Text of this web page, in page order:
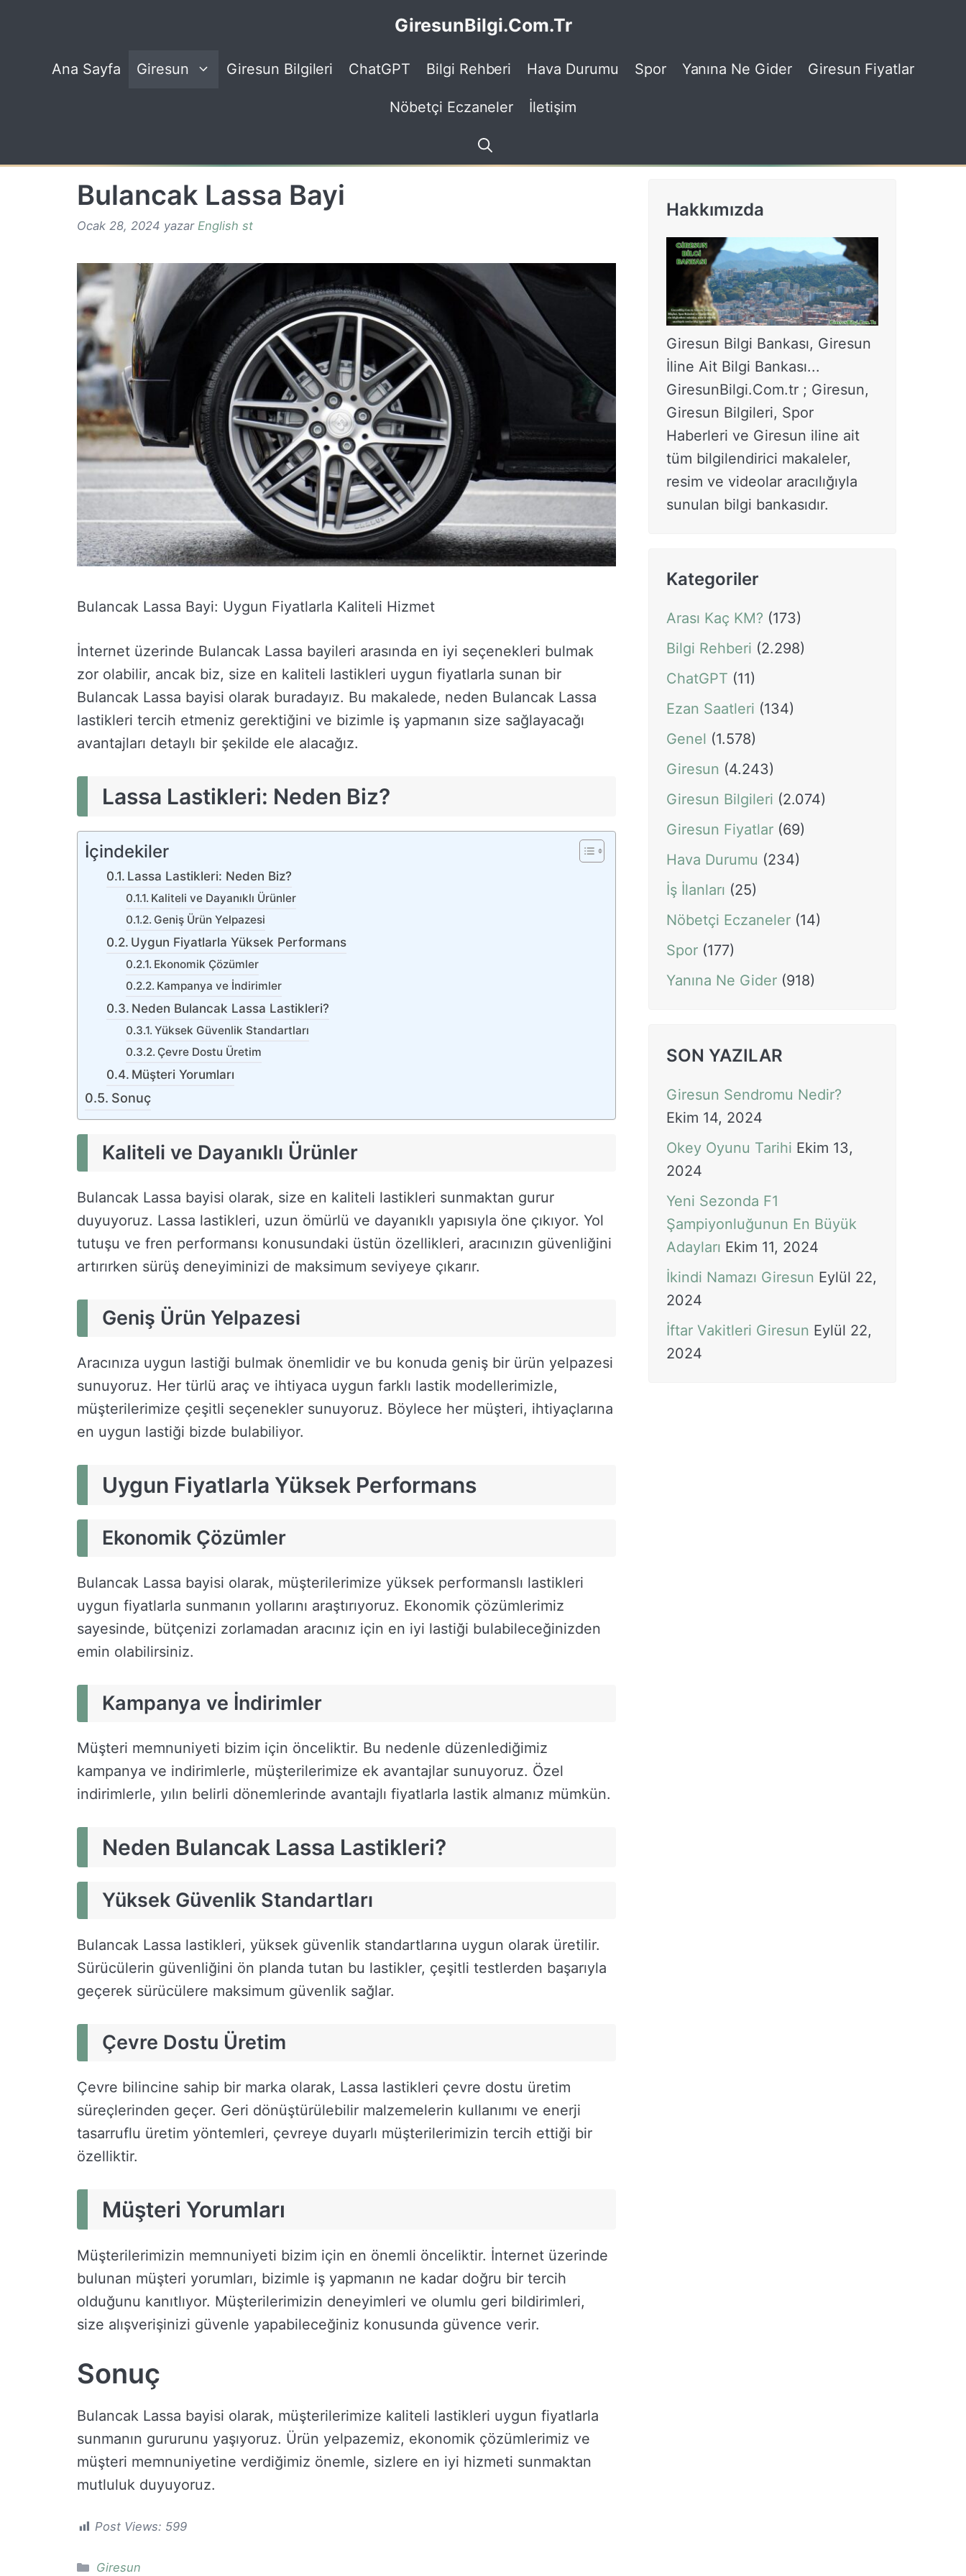
GiresunBilgi.Com.Tr
Ana Sayfa Giresun Giresun Bilgileri ChatGPT Bilgi Rehberi Hava Durumu Spor Yanına Ne Gider Giresun Fiyatlar
Nöbetçi Eczaneler İletişim
Bulancak Lassa Bayi
Ocak 28, 2024 yazar English st
Bulancak Lassa Bayi: Uygun Fiyatlarla Kaliteli Hizmet
İnternet üzerinde Bulancak Lassa bayileri arasında en iyi seçenekleri bulmak
zor olabilir, ancak biz, size en kaliteli lastikleri uygun fiyatlarla sunan bir
Bulancak Lassa bayisi olarak buradayız. Bu makalede, neden Bulancak Lassa
lastikleri tercih etmeniz gerektiğini ve bizimle iş yapmanın size sağlayacağı
avantajları detaylı bir şekilde ele alacağız.
Lassa Lastikleri: Neden Biz?
İçindekiler
Lassa Lastikleri: Neden Biz?
Kaliteli ve Dayanıklı Ürünler
Geniş Ürün Yelpazesi
Uygun Fiyatlarla Yüksek Performans
Ekonomik Çözümler
Kampanya ve İndirimler
Neden Bulancak Lassa Lastikleri?
Yüksek Güvenlik Standartları
Çevre Dostu Üretim
Müşteri Yorumları
Sonuç
Kaliteli ve Dayanıklı Ürünler
Bulancak Lassa bayisi olarak, size en kaliteli lastikleri sunmaktan gurur
duyuyoruz. Lassa lastikleri, uzun ömürlü ve dayanıklı yapısıyla öne çıkıyor. Yol
tutuşu ve fren performansı konusundaki üstün özellikleri, aracınızın güvenliğini
artırırken sürüş deneyiminizi de maksimum seviyeye çıkarır.
Geniş Ürün Yelpazesi
Aracınıza uygun lastiği bulmak önemlidir ve bu konuda geniş bir ürün yelpazesi
sunuyoruz. Her türlü araç ve ihtiyaca uygun farklı lastik modellerimizle,
müşterilerimize çeşitli seçenekler sunuyoruz. Böylece her müşteri, ihtiyaçlarına
en uygun lastiği bizde bulabiliyor.
Uygun Fiyatlarla Yüksek Performans
Ekonomik Çözümler
Bulancak Lassa bayisi olarak, müşterilerimize yüksek performanslı lastikleri
uygun fiyatlarla sunmanın yollarını araştırıyoruz. Ekonomik çözümlerimiz
sayesinde, bütçenizi zorlamadan aracınız için en iyi lastiği bulabileceğinizden
emin olabilirsiniz.
Kampanya ve İndirimler
Müşteri memnuniyeti bizim için önceliktir. Bu nedenle düzenlediğimiz
kampanya ve indirimlerle, müşterilerimize ek avantajlar sunuyoruz. Özel
indirimlerle, yılın belirli dönemlerinde avantajlı fiyatlarla lastik almanız mümkün.
Neden Bulancak Lassa Lastikleri?
Yüksek Güvenlik Standartları
Bulancak Lassa lastikleri, yüksek güvenlik standartlarına uygun olarak üretilir.
Sürücülerin güvenliğini ön planda tutan bu lastikler, çeşitli testlerden başarıyla
geçerek sürücülere maksimum güvenlik sağlar.
Çevre Dostu Üretim
Çevre bilincine sahip bir marka olarak, Lassa lastikleri çevre dostu üretim
süreçlerinden geçer. Geri dönüştürülebilir malzemelerin kullanımı ve enerji
tasarruflu üretim yöntemleri, çevreye duyarlı müşterilerimizin tercih ettiği bir
özelliktir.
Müşteri Yorumları
Müşterilerimizin memnuniyeti bizim için en önemli önceliktir. İnternet üzerinde
bulunan müşteri yorumları, bizimle iş yapmanın ne kadar doğru bir tercih
olduğunu kanıtlıyor. Müşterilerimizin deneyimleri ve olumlu geri bildirimleri,
size alışverişinizi güvenle yapabileceğiniz konusunda güvence verir.
Sonuç
Bulancak Lassa bayisi olarak, müşterilerimize kaliteli lastikleri uygun fiyatlarla
sunmanın gururunu yaşıyoruz. Ürün yelpazemiz, ekonomik çözümlerimiz ve
müşteri memnuniyetine verdiğimiz önemle, sizlere en iyi hizmeti sunmaktan
mutluluk duyuyoruz.
Post Views: 599
Kategoriler
Giresun
Hakkımızda
Giresun Bilgi Bankası, Giresun
İline Ait Bilgi Bankası...
GiresunBilgi.Com.tr ; Giresun,
Giresun Bilgileri, Spor
Haberleri ve Giresun iline ait
tüm bilgilendirici makaleler,
resim ve videolar aracılığıyla
sunulan bilgi bankasıdır.
Kategoriler
Arası Kaç KM? (173)
Bilgi Rehberi (2.298)
ChatGPT (11)
Ezan Saatleri (134)
Genel (1.578)
Giresun (4.243)
Giresun Bilgileri (2.074)
Giresun Fiyatlar (69)
Hava Durumu (234)
İş İlanları (25)
Nöbetçi Eczaneler (14)
Spor (177)
Yanına Ne Gider (918)
SON YAZILAR
Giresun Sendromu Nedir?
Ekim 14, 2024
Okey Oyunu Tarihi Ekim 13,
2024
Yeni Sezonda F1
Şampiyonluğunun En Büyük
Adayları Ekim 11, 2024
İkindi Namazı Giresun Eylül 22,
2024
İftar Vakitleri Giresun Eylül 22,
2024